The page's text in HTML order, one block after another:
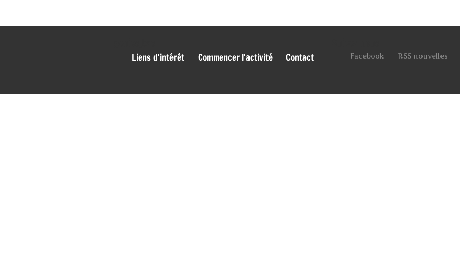
Liens d'intérêt Commencer l'activité Contact Facebook RSS nouvelles